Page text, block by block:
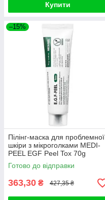
Купити
–15%
Пілінг-маска для проблемної
шкіри з мікроголками MEDI-
PEEL EGF Peel Tox 70g
Готово до відправки
363,30 ₴ 427,35 ₴